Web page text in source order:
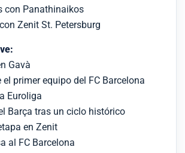
con Panathinaikos
Zenit St. Petersburg
Gavà
el primer equipo del FC Barcelona
Euroliga
Barça tras un ciclo histórico
en Zenit
al FC Barcelona